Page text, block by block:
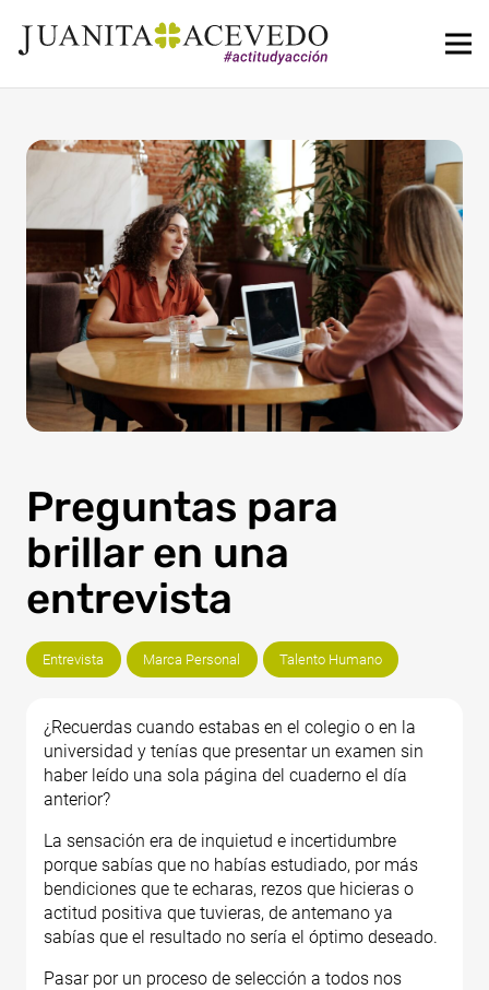
Preguntas para
brillar en una
entrevista
Entrevista Marca Personal Talento Humano
¿Recuerdas cuando estabas en el colegio o en la
universidad y tenías que presentar un examen sin
haber leído una sola página del cuaderno el día
anterior?
La sensación era de inquietud e incertidumbre
porque sabías que no habías estudiado, por más
bendiciones que te echaras, rezos que hicieras o
actitud positiva que tuvieras, de antemano ya
sabías que el resultado no sería el óptimo deseado.
Pasar por un proceso de selección a todos nos